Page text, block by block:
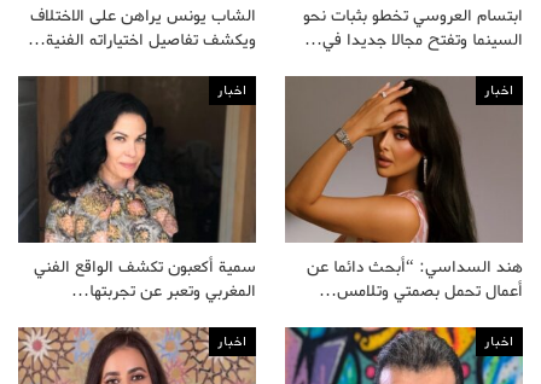
ابتسام العروسي تخطو بثبات نحو
السينما وتفتح مجالا جديدا في…
الشاب يونس يراهن على الاختلاف
ويكشف تفاصيل اختياراته الفنية…
اخبار
هند السداسي: “أبحث دائما عن
أعمال تحمل بصمتي وتلامس…
اخبار
سمية أكعبون تكشف الواقع الفني
المغربي وتعبر عن تجربتها…
اخبار اخبار